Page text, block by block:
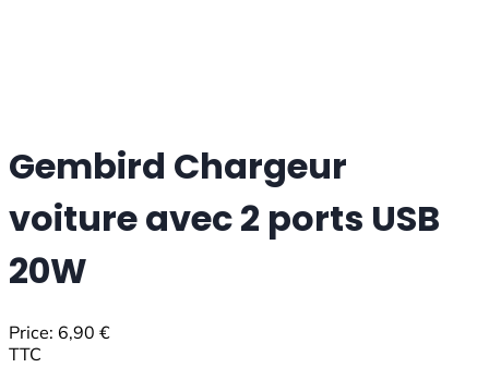
Gembird Chargeur
voiture avec 2 ports USB
20W
Price: 6,90 €
TTC